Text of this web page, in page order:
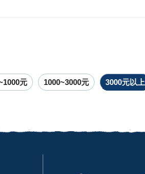
元 1000~3000元 3000元以上